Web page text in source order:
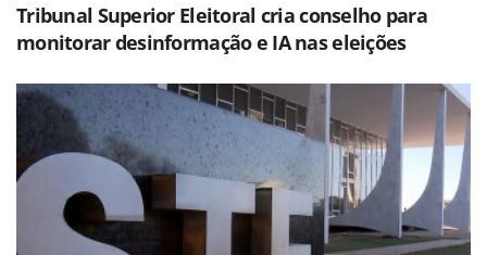
Tribunal Superior Eleitoral cria conselho para
monitorar desinformação e IA nas eleições